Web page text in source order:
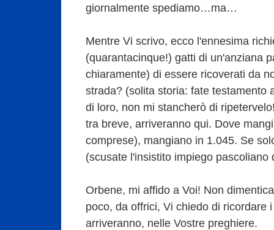
giornalmente spediamo…ma…
Mentre Vi scrivo, ecco l'ennesima
(quarantacinque!) gatti di un'anziana
chiaramente) di essere ricoverati da
strada? (solita storia: fate testamento
di loro, non mi stancherò di
tra breve, arriveranno qui. Dove
comprese), mangiano in 1.045. Se
(scusate l'insistito impiego pascoliano
Orbene, mi affido a Voi! Non
poco, da offrici, Vi chiedo di ricordare
arriveranno, nelle Vostre preghiere.